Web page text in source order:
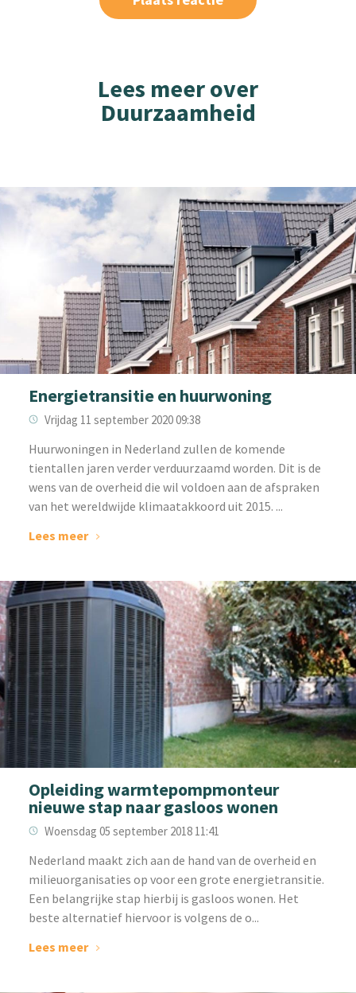
Lees meer over
Duurzaamheid
Energietransitie en huurwoning
Vrijdag 11 september 2020 09:38
Huurwoningen in Nederland zullen de komende
tientallen jaren verder verduurzaamd worden. Dit is de
wens van de overheid die wil voldoen aan de afspraken
van het wereldwijde klimaatakkoord uit 2015. ...
Lees meer
Opleiding warmtepompmonteur
nieuwe stap naar gasloos wonen
Woensdag 05 september 2018 11:41
Nederland maakt zich aan de hand van de overheid en
milieuorganisaties op voor een grote energietransitie.
Een belangrijke stap hierbij is gasloos wonen. Het
beste alternatief hiervoor is volgens de o...
Lees meer